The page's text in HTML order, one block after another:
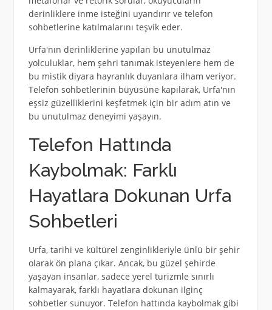
derinliklere inme isteğini uyandırır ve telefon
sohbetlerine katılmalarını teşvik eder.
Urfa'nın derinliklerine yapılan bu unutulmaz
yolculuklar, hem şehri tanımak isteyenlere hem de
bu mistik diyara hayranlık duyanlara ilham veriyor.
Telefon sohbetlerinin büyüsüne kapılarak, Urfa'nın
eşsiz güzelliklerini keşfetmek için bir adım atın ve
bu unutulmaz deneyimi yaşayın.
Telefon Hattında
Kaybolmak: Farklı
Hayatlara Dokunan Urfa
Sohbetleri
Urfa, tarihi ve kültürel zenginlikleriyle ünlü bir şehir
olarak ön plana çıkar. Ancak, bu güzel şehirde
yaşayan insanlar, sadece yerel turizmle sınırlı
kalmayarak, farklı hayatlara dokunan ilginç
sohbetler sunuyor. Telefon hattında kaybolmak gibi